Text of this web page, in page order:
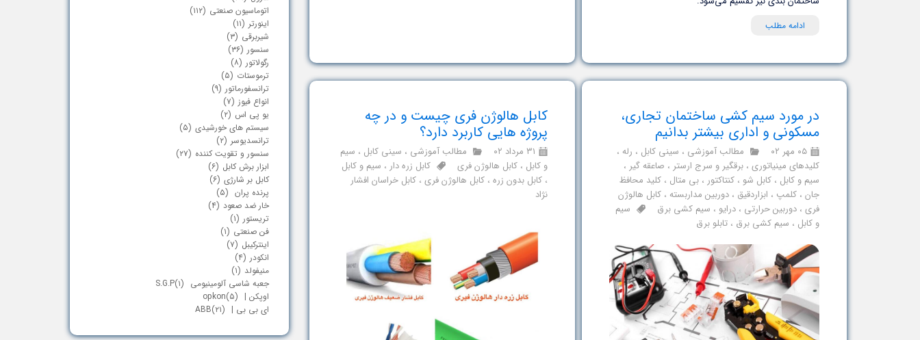
ادامه مطلب
در مورد سیم کشی ساختمان تجاری،
مسکونی و اداری بیشتر بدانیم
۰۵ مهر ۰۲ مطالب آموزشی ، سینی کابل ، رله ،
کلیدهای مینیاتوری ، برقگیر و سرج ارستر ، صاعقه گیر ،
سیم و کابل ، کابل شو ، کنتاکتور ، بی متال ، کلید محافظ
جان ، کلمپ ، ابزاردقیق ، دوربین مداربسته ، کابل هالوژن
فری ، دوربین حرارتی ، درایو ، سیم کشی برق
سیم
و کابل ، سیم کشی برق ، تابلو برق
کابل هالوژن فری چیست و در چه
پروژه هایی کاربرد دارد؟
۳۱ مرداد ۰۲ مطالب آموزشی ، سینی کابل ، سیم
و کابل ،کابل هالوژن فری کابل زره دار ، سیم و کابل
،کابل بدون زره ،کابل هالوژن فری ،کابل خراسان افشار
نژاد
اتوماسیون صنعتی (۱۱۲)
اینورتر (۱۱)
شیربرقی (۳)
سنسور (۳۶)
رگولاتور (۸)
ترموستات (۵)
ترانسفورماتور (۹)
انواع فیوز (۷)
یو پی اس (۲)
سیستم های خورشیدی (۵)
ترانسدیوسر (۲)
سنسور و تقویت کننده (۲۷)
ابزار برش کابل (۶)
کابل بر شارژی (۶)
پرنده پران (۵)
خار ضد صعود (۴)
تریستور (۱)
فن صنعتی (۱)
اینترکیبل (۷)
انکودر (۴)
منیفولد (۱)
جعبه شاسی آلومینیومی S.G.P (۱)
اوپکن | opkon (۵)
ای بی بی | ABB (۲۱)